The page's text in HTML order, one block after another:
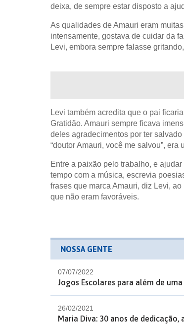
deixa, de sempre estar disposto a
As qualidades de Amauri eram
intensamente, gostava de cuidar da
Levi, embora sempre falasse
Levi também acredita que o pai
Gratidão. Amauri sempre ficava
deles agradecimentos por ter
“doutor Amauri, você me salvou”, era
Entre a paixão pelo trabalho, e
tempo com a música, escrevia
frases que marca Amauri, diz Levi,
que não eram favoráveis.
NOSSA GENTE
07/07/2022
Jogos Escolares para além de
26/02/2021
Maria Diva: 30 anos de